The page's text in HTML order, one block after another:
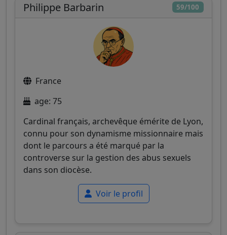
59/100
Philippe Barbarin
France
age: 75
Cardinal français, archevêque émérite de Lyon,
connu pour son dynamisme missionnaire mais
dont le parcours a été marqué par la
controverse sur la gestion des abus sexuels
dans son diocèse.
Voir le profil